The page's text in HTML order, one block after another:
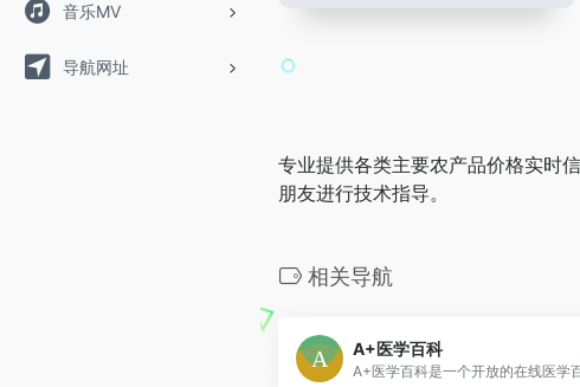
音乐MV
导航网址
专业提供各类主要农产品价格实时
朋友进行技术指导。
相关导航
A+医学百科